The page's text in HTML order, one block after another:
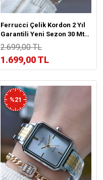
Ferrucci Çelik Kordon 2 Yıl
Garantili Yeni Sezon 30 Mt
Suya Dayanıklı Kadın Kol
Saati BFC.13601.01
2.699,00 TL
1.699,00 TL
%21